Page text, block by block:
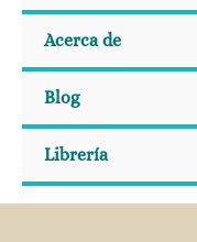
Acerca de
Blog
Librería